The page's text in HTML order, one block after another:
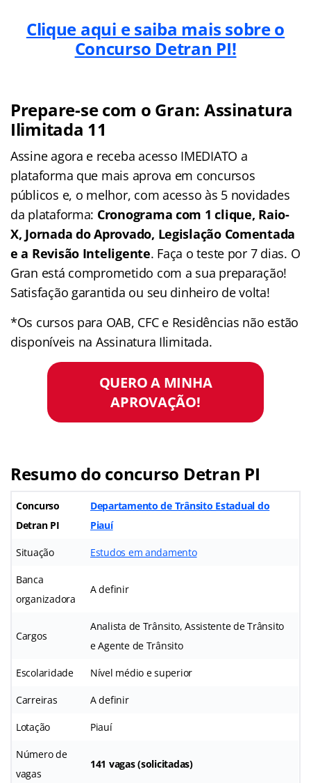
Clique aqui e saiba mais sobre o
Concurso Detran PI!
Prepare-se com o Gran: Assinatura
Ilimitada 11
Assine agora e receba acesso IMEDIATO a
plataforma que mais aprova em concursos
públicos e, o melhor, com acesso às 5 novidades
da plataforma: Cronograma com 1 clique, Raio-
X, Jornada do Aprovado, Legislação Comentada
e a Revisão Inteligente. Faça o teste por 7 dias. O
Gran está comprometido com a sua preparação!
Satisfação garantida ou seu dinheiro de volta!
*Os cursos para OAB, CFC e Residências não estão
disponíveis na Assinatura Ilimitada.
QUERO A MINHA
APROVAÇÃO!
Resumo do concurso Detran PI
Concurso
Detran PI
Departamento de Trânsito Estadual do
Piauí
Situação Estudos em andamento
Banca
organizadora
A definir
Cargos
Analista de Trânsito, Assistente de Trânsito
e Agente de Trânsito
Escolaridade Nível médio e superior
Carreiras A definir
Lotação Piauí
Número de
vagas
141 vagas (solicitadas)